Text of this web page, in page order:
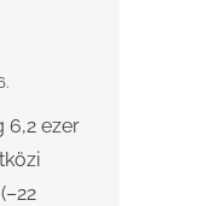
6,2 ezer